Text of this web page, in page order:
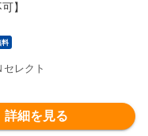
】
料
セレクト
詳細を見る